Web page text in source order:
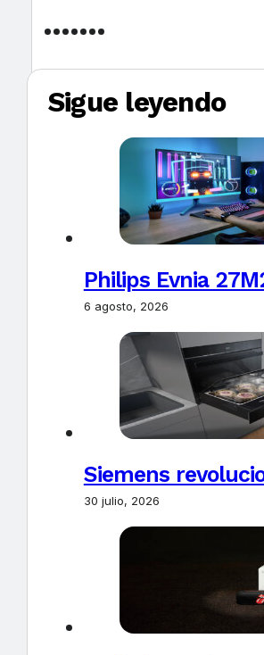
Sigue leyendo
Philips Evnia
6 agosto, 2026
Siemens
30 julio, 2026